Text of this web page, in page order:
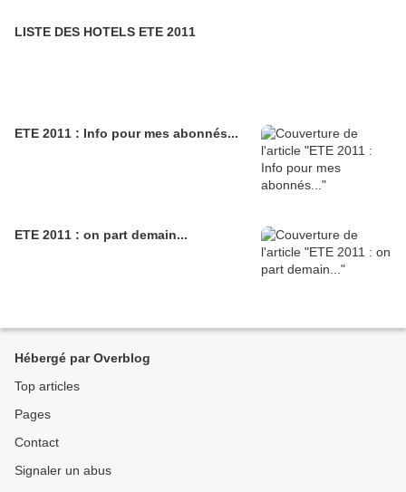
LISTE DES HOTELS ETE 2011
ETE 2011 : Info pour mes abonnés...
ETE 2011 : on part demain...
Hébergé par Overblog
Top articles
Pages
Contact
Signaler un abus